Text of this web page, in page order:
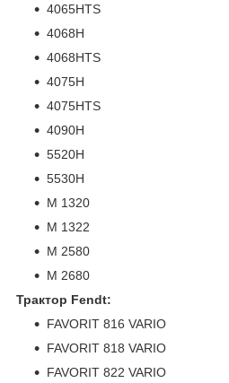
4065HTS
4068H
4068HTS
4075H
4075HTS
4090H
5520H
5530H
M 1320
M 1322
M 2580
M 2680
Трактор Fendt:
FAVORIT 816 VARIO
FAVORIT 818 VARIO
FAVORIT 822 VARIO